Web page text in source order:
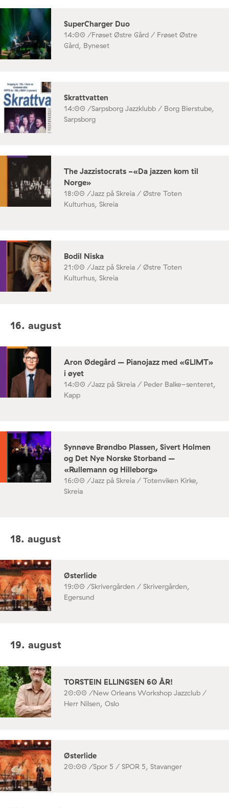
SuperCharger Duo
14:00 /Frøset Østre Gård / Frøset Østre
Gård, Byneset
Skrattvatten
14:00 /Sarpsborg Jazzklubb / Borg Bierstube,
Sarpsborg
The Jazzistocrats -«Da jazzen kom til
Norge»
18:00 /Jazz på Skreia / Østre Toten
Kulturhus, Skreia
Bodil Niska
21:00 /Jazz på Skreia / Østre Toten
Kulturhus, Skreia
16. august
Aron Ødegård – Pianojazz med «GLIMT»
i øyet
14:00 /Jazz på Skreia / Peder Balke-senteret,
Kapp
Synnøve Brøndbo Plassen, Sivert Holmen
og Det Nye Norske Storband –
«Rullemann og Hilleborg»
16:00 /Jazz på Skreia / Totenviken Kirke,
Skreia
18. august
Østerlide
19:00 /Skrivergården / Skrivergården,
Egersund
19. august
TORSTEIN ELLINGSEN 60 ÅR!
20:00 /New Orleans Workshop Jazzclub /
Herr Nilsen, Oslo
Østerlide
20:00 /Spor 5 / SPOR 5, Stavanger